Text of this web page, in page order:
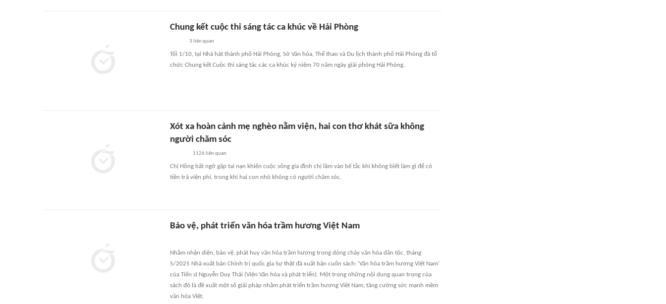
Chung kết cuộc thi sáng tác ca khúc về Hải Phòng
3 liên quan
Tối 1/10, tại Nhà hát thành phố Hải Phòng, Sở Văn hóa, Thể thao và Du lịch thành phố Hải Phòng đã tổ
chức Chung kết Cuộc thi sáng tác các ca khúc kỷ niệm 70 năm ngày giải phóng Hải Phòng.
Xót xa hoàn cảnh mẹ nghèo nằm viện, hai con thơ khát sữa không
người chăm sóc
1126 liên quan
Chị Hồng bất ngờ gặp tai nạn khiến cuộc sống gia đình chị lâm vào bế tắc khi không biết làm gì để có
tiền trả viện phí, trong khi hai con nhỏ không có người chăm sóc.
Bảo vệ, phát triển văn hóa trầm hương Việt Nam
Nhằm nhận diện, bảo vệ, phát huy văn hóa trầm hương trong dòng chảy văn hóa dân tộc, tháng
5/2025 Nhà xuất bản Chính trị quốc gia Sự thật đã xuất bản cuốn sách: 'Văn hóa trầm hương Việt Nam'
của Tiến sĩ Nguyễn Duy Thái (Viện Văn hóa và phát triển). Một trong những nội dung quan trọng của
sách đó là đề xuất một số giải pháp nhằm phát triển trầm hương Việt Nam, tăng cường sức mạnh mềm
văn hóa Việt.